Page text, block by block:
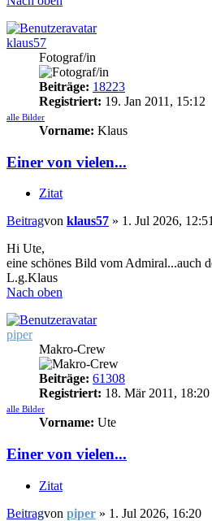
klaus57
Fotograf/in
Beiträge: 18223
Registriert: 19. Jan 2011, 15:12
alle Bilder
Vorname: Klaus
Einer von vielen...
Zitat
Beitragvon klaus57 » 1. Jul 2026, 12:51
Hi Ute,
eine schönes Bild vom Admiral...auch
L.g.Klaus
Nach oben
piper
Makro-Crew
Beiträge: 61308
Registriert: 18. Mär 2011, 18:20
alle Bilder
Vorname: Ute
Einer von vielen...
Zitat
Beitragvon piper » 1. Jul 2026, 16:20